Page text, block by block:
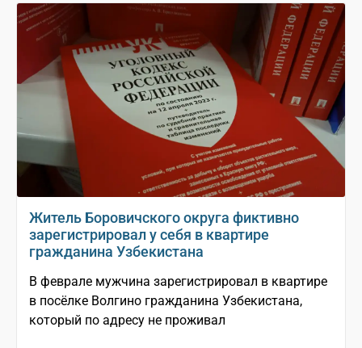
Житель Боровичского округа фиктивно
зарегистрировал у себя в квартире
гражданина Узбекистана
В феврале мужчина зарегистрировал в квартире
в посёлке Волгино гражданина Узбекистана,
который по адресу не проживал